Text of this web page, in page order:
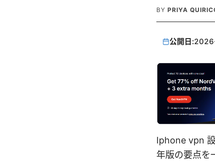
BY PRIYA
公開日:
Iphone vpn
年版の要点を